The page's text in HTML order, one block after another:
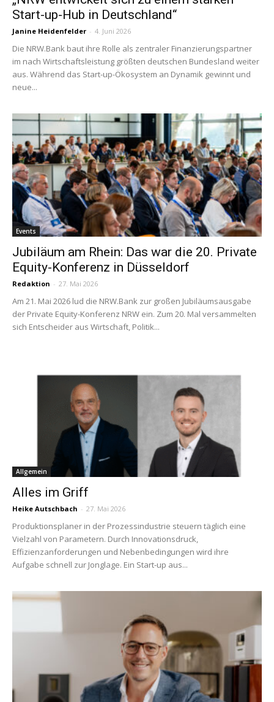
Start-up-Hub in Deutschland“
Janine Heidenfelder - 4. Juni 2026
Die NRW.Bank baut ihre Rolle als zentraler Finanzierungspartner
im nach Wirtschaftsleistung größten deutschen Bundesland weiter
aus. Während das Start-up-Ökosystem an Dynamik gewinnt und
neue...
Events
Jubiläum am Rhein: Das war die 20. Private
Equity-Konferenz in Düsseldorf
Redaktion - 27. Mai 2026
Am 21. Mai 2026 lud die NRW.Bank zur großen Jubiläumsausgabe
der Private Equity-Konferenz NRW ein. Zum 20. Mal versammelten
sich Entscheider aus Wirtschaft, Politik...
Allgemein
Alles im Griff
Heike Autschbach - 27. Mai 2026
Produktionsplaner in der Prozessindustrie­ steuern täglich eine
Vielzahl von Parametern. Durch Innovationsdruck,
Effizienzanforderungen und Nebenbedingungen wird ihre
Aufgabe schnell zur Jonglage. Ein Start-up aus...